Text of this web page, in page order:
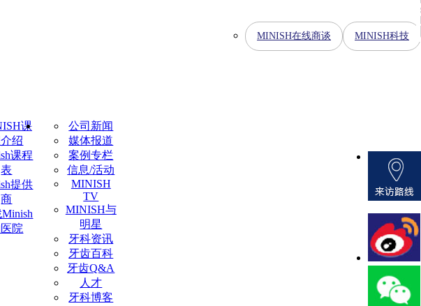
MINISH在线商谈 MINISH科技
课
绍
课程
表
提供
商
院
公司新闻
媒体报道
案例专栏
信息/活动
MINISH
TV
MINISH与
明星
牙科资讯
牙齿百科
牙齿Q&A
人才
牙科博客